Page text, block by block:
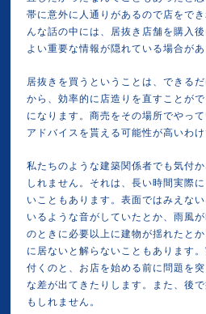
帯に意外に人通りがあるので店をで
んな話の中には、居抜き店舗を購入
よい重要な情報が隠れている場合があ
居抜きを買うということは、できる
から、効率的に店造りを直すことが
になります。商売をその場所でやっ
アドバイスを貰える可能性が高いわけ
私たちのような建築関係者でも気付
しれません。それは、長い時間実際
いこともあります。表面ではみえな
いるような音がしていたとか、雨風
のときに必要以上に建物が揺れたと
に居ないと解らないこともあります
付くのと、お店を始める前に問題を
な差が出てきたりします。また、後
もしれません。